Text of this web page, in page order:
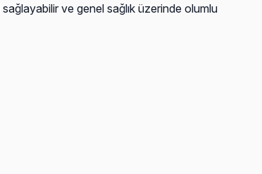
ve genel sağlık üzerinde olumlu